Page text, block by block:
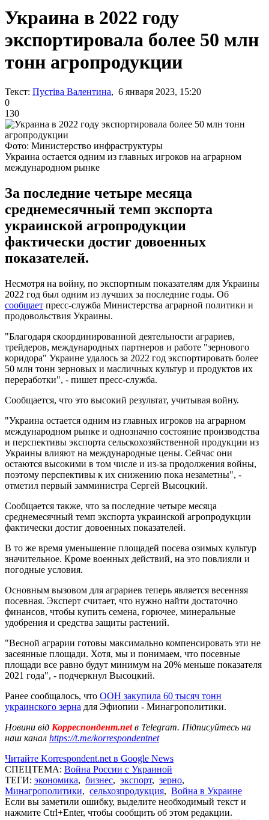
Украина в 2022 году
экспортировала более 50 млн
тонн агропродукции
Текст: Пустіва Валентина, 6 января 2023, 15:20
0
130
Фото: Министерство инфраструктуры
Украина остается одним из главных игроков на аграрном
международном рынке
За последние четыре месяца
среднемесячный темп экспорта
украинской агропродукции
фактически достиг довоенных
показателей.
Несмотря на войну, по экспортным показателям для Украины
2022 год был одним из лучших за последние годы. Об
сообщает пресс-служба Министерства аграрной политики и
продовольствия Украины.
"Благодаря скоординированной деятельности аграриев,
трейдеров, международных партнеров и работе "зернового
коридора" Украине удалось за 2022 год экспортировать более
50 млн тонн зерновых и масличных культур и продуктов их
переработки", - пишет пресс-служба.
Сообщается, что это высокий результат, учитывая войну.
"Украина остается одним из главных игроков на аграрном
международном рынке и однозначно состояние производства
и перспективы экспорта сельскохозяйственной продукции из
Украины влияют на международные цены. Сейчас они
остаются высокими в том числе и из-за продолжения войны,
поэтому перспективы к их снижению пока незаметны", -
отметил первый замминистра Сергей Высоцкий.
Сообщается также, что за последние четыре месяца
среднемесячный темп экспорта украинской агропродукции
фактически достиг довоенных показателей.
В то же время уменьшение площадей посева озимых культур
значительное. Кроме военных действий, на это повлияли и
погодные условия.
Основным вызовом для аграриев теперь является весенняя
посевная. Эксперт считает, что нужно найти достаточно
финансов, чтобы купить семена, горючее, минеральные
удобрения и средства защиты растений.
"Весной аграрии готовы максимально компенсировать эти не
засеянные площади. Хотя, мы и понимаем, что посевные
площади все равно будут минимум на 20% меньше показателя
2021 года", - подчеркнул Высоцкий.
Ранее сообщалось, что ООН закупила 60 тысяч тонн
украинского зерна для Эфиопии - Минагрополитики.
Новини від Корреспондент.netв Telegram. Підписуйтесь на
наш канал https://t.me/korrespondentnet
Читайте Korrespondent.net в Google News
СПЕЦТЕМА: Война России с Украиной
ТЕГИ: экономика, бизнес, экспорт, зерно,
Минагрополитики, сельхозпродукция, Война в Украине
Если вы заметили ошибку, выделите необходимый текст и
нажмите Ctrl+Enter, чтобы сообщить об этом редакции.